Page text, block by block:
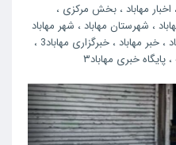
، اخبار مهاباد ، بخش مرکزی ،
، شهرستان مهاباد ، شهر مهاباد
، خبر مهاباد ، خبرگزاری مهاباد3 ،
، پایگاه خبری مهاباد۳